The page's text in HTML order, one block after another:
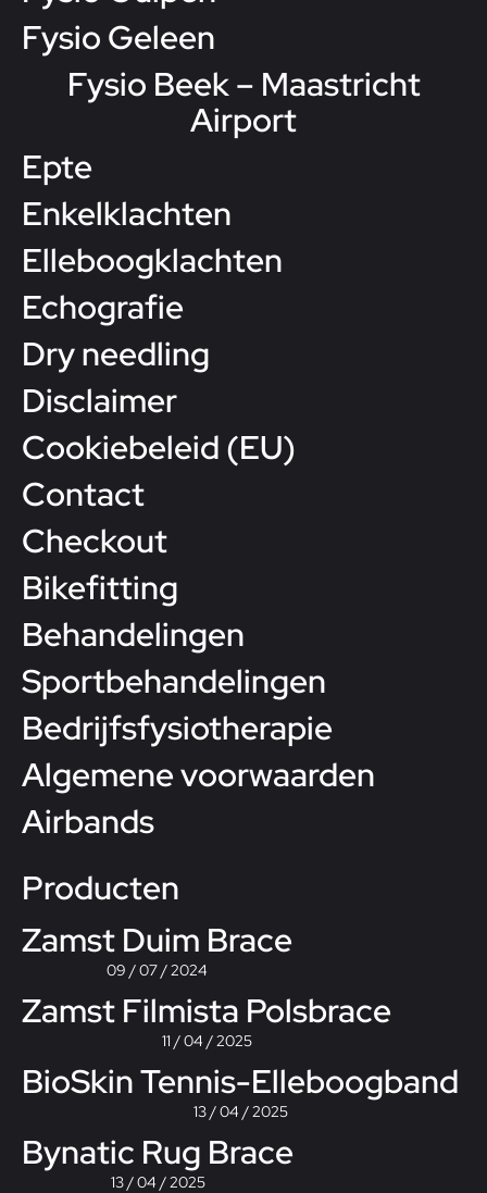
Fysio Geleen
Fysio Beek – Maastricht
Airport
Epte
Enkelklachten
Elleboogklachten
Echografie
Dry needling
Disclaimer
Cookiebeleid (EU)
Contact
Checkout
Bikefitting
Behandelingen
Sportbehandelingen
Bedrijfsfysiotherapie
Algemene voorwaarden
Airbands
Producten
Zamst Duim Brace
09 / 07 / 2024
Zamst Filmista Polsbrace
11 / 04 / 2025
BioSkin Tennis-Elleboogband
13 / 04 / 2025
Bynatic Rug Brace
13 / 04 / 2025